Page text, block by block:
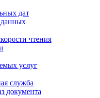
дат
чтения
услуг
служба
документа